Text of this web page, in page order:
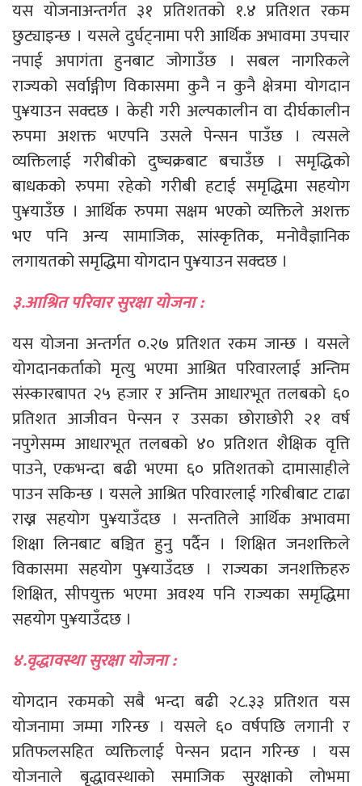
यस योजनाअन्तर्गत ३१ प्रतिशतको १.४ प्रतिशत रकम
छुट्याइन्छ । यसले दुर्घट्नामा परी आर्थिक अभावमा उपचार
नपाई अपागंता हुनबाट जोगाउँछ । सबल नागरिकले
राज्यको सर्वाङ्गीण विकासमा कुनै न कुनै क्षेत्रमा योगदान
पु¥याउन सक्दछ । केही गरी अल्पकालीन वा दीर्घकालीन
रुपमा अशक्त भएपनि उसले पेन्सन पाउँछ । त्यसले
व्यक्तिलाई गरीबीको दुष्चक्रबाट बचाउँछ । समृद्धिको
बाधकको रुपमा रहेको गरीबी हटाई समृद्धिमा सहयोग
पु¥याउँछ । आर्थिक रुपमा सक्षम भएको व्यक्तिले अशक्त
भए पनि अन्य सामाजिक, सांस्कृतिक, मनोवैज्ञानिक
लगायतको समृद्धिमा योगदान पु¥याउन सक्दछ ।
३.आश्रित परिवार सुरक्षा योजना :
यस योजना अन्तर्गत ०.२७ प्रतिशत रकम जान्छ । यसले
योगदानकर्ताको मृत्यु भएमा आश्रित परिवारलाई अन्तिम
संस्कारबापत २५ हजार र अन्तिम आधारभूत तलबको ६०
प्रतिशत आजीवन पेन्सन र उसका छोराछोरी २१ वर्ष
नपुगेसम्म आधारभूत तलबको ४० प्रतिशत शैक्षिक वृत्ति
पाउने, एकभन्दा बढी भएमा ६० प्रतिशतको दामासाहीले
पाउन सकिन्छ । यसले आश्रित परिवारलाई गरिबीबाट टाढा
राख्न सहयोग पु¥याउँदछ । सन्ततिले आर्थिक अभावमा
शिक्षा लिनबाट बञ्चित हुनु पर्दैन । शिक्षित जनशक्तिले
विकासमा सहयोग पु¥याउँदछ । राज्यका जनशक्तिहरु
शिक्षित, सीपयुक्त भएमा अवश्य पनि राज्यका समृद्धिमा
सहयोग पु¥याउँदछ ।
४.वृद्धावस्था सुरक्षा योजना :
योगदान रकमको सबै भन्दा बढी २८.३३ प्रतिशत यस
योजनामा जम्मा गरिन्छ । यसले ६० वर्षपछि लगानी र
प्रतिफलसहित व्यक्तिलाई पेन्सन प्रदान गरिन्छ । यस
योजनाले बृद्धावस्थाको समाजिक सुरक्षाको लोभमा